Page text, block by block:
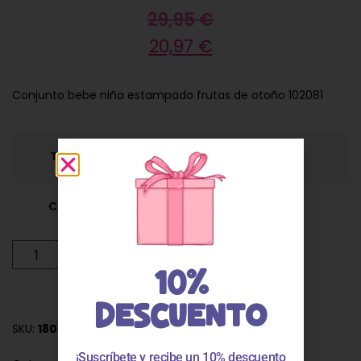
29,95€
20,97 €
Conjunto bebe niña estampado frutas de otoño 102081
Talla 9M 12M
Color
SKU: 180882189
10%
DESCUENTO
¡Suscríbete y recibe un 10% descuento